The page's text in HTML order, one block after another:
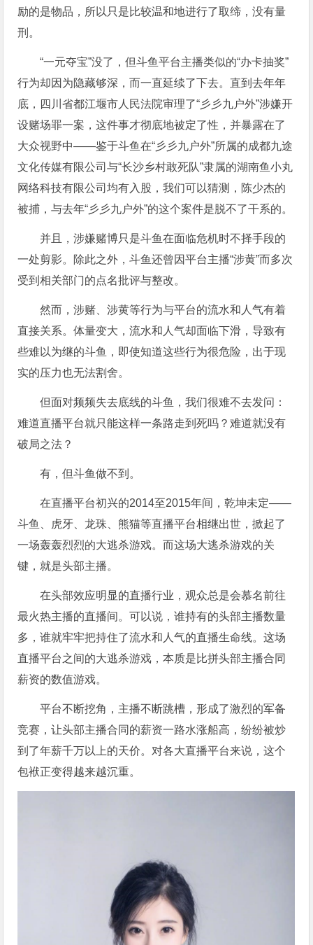
励的是物品，所以只是比较温和地进行了取缔，没有量
刑。
“一元夺宝”没了，但斗鱼平台主播类似的“办卡抽奖”
行为却因为隐藏够深，而一直延续了下去。直到去年年
底，四川省都江堰市人民法院审理了“彡彡九户外”涉嫌开
设赌场罪一案，这件事才彻底地被定了性，并暴露在了
大众视野中——鉴于斗鱼在“彡彡九户外”所属的成都九途
文化传媒有限公司与“长沙乡村敢死队”隶属的湖南鱼小丸
网络科技有限公司均有入股，我们可以猜测，陈少杰的
被捕，与去年“彡彡九户外”的这个案件是脱不了干系的。
并且，涉嫌赌博只是斗鱼在面临危机时不择手段的
一处剪影。除此之外，斗鱼还曾因平台主播“涉黄”而多次
受到相关部门的点名批评与整改。
然而，涉赌、涉黄等行为与平台的流水和人气有着
直接关系。体量变大，流水和人气却面临下滑，导致有
些难以为继的斗鱼，即使知道这些行为很危险，出于现
实的压力也无法割舍。
但面对频频失去底线的斗鱼，我们很难不去发问：
难道直播平台就只能这样一条路走到死吗？难道就没有
破局之法？
有，但斗鱼做不到。
在直播平台初兴的2014至2015年间，乾坤未定——
斗鱼、虎牙、龙珠、熊猫等直播平台相继出世，掀起了
一场轰轰烈烈的大逃杀游戏。而这场大逃杀游戏的关
键，就是头部主播。
在头部效应明显的直播行业，观众总是会慕名前往
最火热主播的直播间。可以说，谁持有的头部主播数量
多，谁就牢牢把持住了流水和人气的直播生命线。这场
直播平台之间的大逃杀游戏，本质是比拼头部主播合同
薪资的数值游戏。
平台不断挖角，主播不断跳槽，形成了激烈的军备
竞赛，让头部主播合同的薪资一路水涨船高，纷纷被炒
到了年薪千万以上的天价。对各大直播平台来说，这个
包袱正变得越来越沉重。